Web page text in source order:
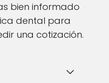
bien informado
dental para
una cotización.